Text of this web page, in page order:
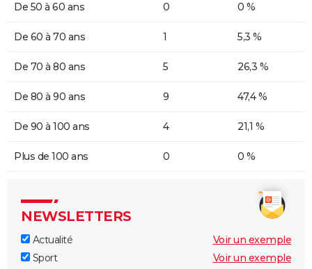
De 50 à 60 ans 0 0 %
De 60 à 70 ans 1 5,3 %
De 70 à 80 ans 5 26,3 %
De 80 à 90 ans 9 47,4 %
De 90 à 100 ans 4 21,1 %
Plus de 100 ans 0 0 %
NEWSLETTERS
Actualité
Voir un exemple
Sport
Voir un exemple